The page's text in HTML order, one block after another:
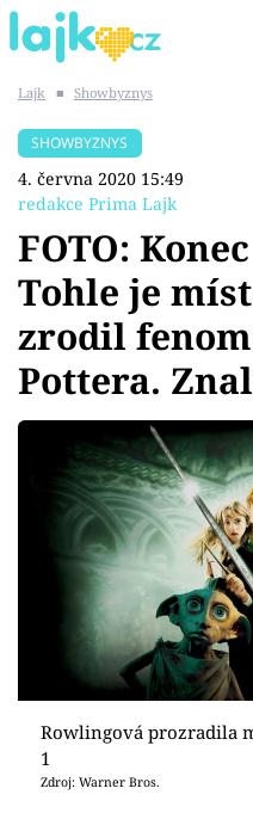
SHOPAHOLICADEL
Témata
Showbyznys
Youtubeři
Virály
Sex a vztahy
Videa
Sledujte prima+
Přihlášení
Lajk ■ Showbyznys
SHOWBYZNYS
4. června 2020 15:49
redakce Prima Lajk
FOTO:
Tohle je
zrodil
Pottera.
Rowlingová prozradila
1
Zdroj: Warner Bros.